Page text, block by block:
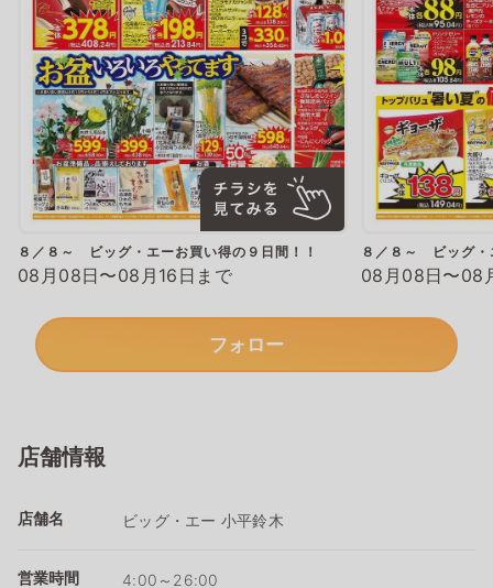
８／８～ ビッグ・エーお買い得の９日間！！
08月08日〜08月16日まで
８／８～ ビッグ・
08月08日〜08
フォロー
店舗情報
店舗名 ビッグ・エー 小平鈴木
営業時間 4:00～26:00